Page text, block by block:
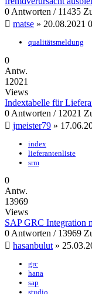
0 Antworten / 11435
matse » 20.08.2021
qualitätsmeldung
0
Antw.
12021
Views
Indextabelle für
0 Antworten / 12021
jmeister79 »
index
lieferantenliste
srm
0
Antw.
13969
Views
SAP GRC
0 Antworten / 13969
hasanbulut »
grc
hana
sap
studio